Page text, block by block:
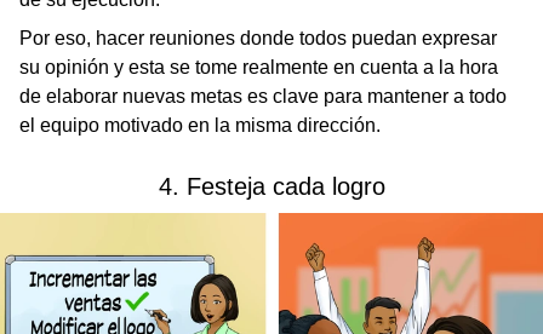
Por eso, hacer reuniones donde todos puedan expresar
su opinión y esta se tome realmente en cuenta a la hora
de elaborar nuevas metas es clave para mantener a todo
el equipo motivado en la misma dirección.
4. Festeja cada logro